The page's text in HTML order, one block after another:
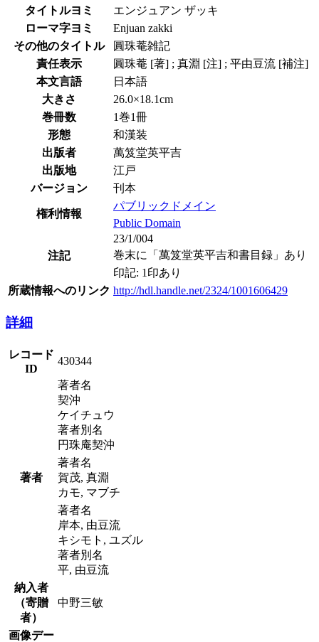
タイトルヨミ
エンジュアン ザッキ
ローマ字ヨミ
Enjuan zakki
その他のタイトル
圓珠菴雑記
責任表示
圓珠菴 [著] ; 真淵 [注] ; 平由豆流 [補注]
本文言語
日本語
大きさ
26.0×18.1cm
巻冊数
1巻1冊
形態
和漢装
出版者
萬笈堂英平吉
出版地
江戸
バージョン
刊本
権利情報
パブリックドメイン
Public Domain
注記
23/1/004
巻末に「萬笈堂英平吉和書目録」あり
印記: 1印あり
所蔵情報へのリンク http://hdl.handle.net/2324/1001606429
詳細
レコード
ID
430344
著者
著者名
契沖
ケイチュウ
著者別名
円珠庵契沖
著者名
賀茂, 真淵
カモ, マブチ
著者名
岸本, 由豆流
キシモト, ユズル
著者別名
平, 由豆流
納入者
（寄贈
者）
中野三敏
画像デー